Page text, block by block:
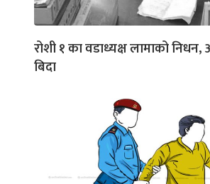
रोशी १ का वडाध्यक्ष लामाको
बिदा